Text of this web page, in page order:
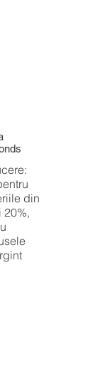
din
20%,